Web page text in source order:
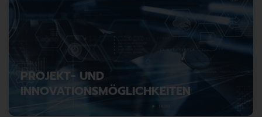
PROJEKT- UND
INNOVATIONSMÖGLICHKEITEN